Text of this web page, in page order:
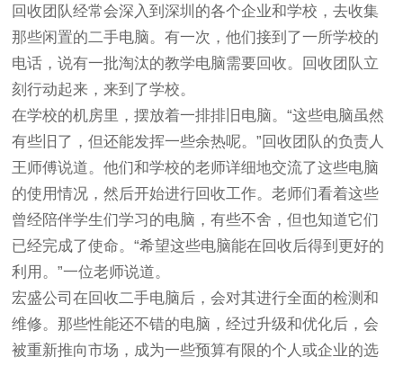
回收团队经常会深入到深圳的各个企业和学校，去收集
那些闲置的二手电脑。有一次，他们接到了一所学校的
电话，说有一批淘汰的教学电脑需要回收。回收团队立
刻行动起来，来到了学校。
在学校的机房里，摆放着一排排旧电脑。“这些电脑虽然
有些旧了，但还能发挥一些余热呢。”回收团队的负责人
王师傅说道。他们和学校的老师详细地交流了这些电脑
的使用情况，然后开始进行回收工作。老师们看着这些
曾经陪伴学生们学习的电脑，有些不舍，但也知道它们
已经完成了使命。“希望这些电脑能在回收后得到更好的
利用。”一位老师说道。
宏盛公司在回收二手电脑后，会对其进行全面的检测和
维修。那些性能还不错的电脑，经过升级和优化后，会
被重新推向市场，成为一些预算有限的个人或企业的选